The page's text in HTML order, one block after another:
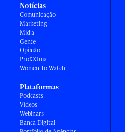
Notícias
Comunicação
Marketing
Mídia
Gente
Opinião
ProXXIma
Women To Watch
Plataformas
Podcasts
Vídeos
Webinars
Banca Digital